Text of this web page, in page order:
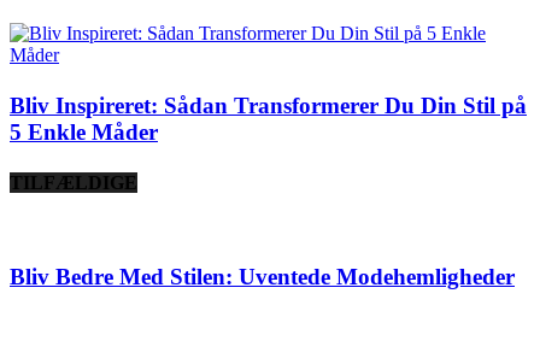
Bliv Inspireret: Sådan Transformerer Du Din Stil på
5 Enkle Måder
TILFÆLDIGE
Bliv Bedre Med Stilen: Uventede Modehemligheder